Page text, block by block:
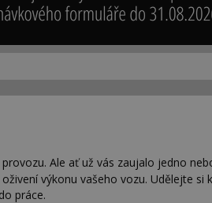
Ale ať už vás zaujalo jedno
výkonu vašeho vozu. Udělejte si
práce.